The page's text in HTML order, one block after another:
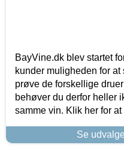
BayVine.dk blev startet
kunder muligheden for
prøve de forskellige
behøver du derfor heller
samme vin. Klik her for
Se